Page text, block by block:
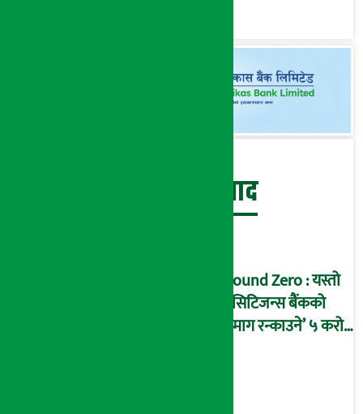
बेथिति मुर्दाबाद
Ground Zero : यस्तो
छ सिटिजन्स बैंकको
‘दिमाग रन्काउने’ ५ करोड